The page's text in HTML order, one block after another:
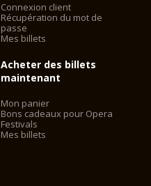
Connexion client
Récupération du mot de
passe
Mes billets
Acheter des billets
maintenant
Mon panier
Bons cadeaux pour Opera
Festivals
Mes billets